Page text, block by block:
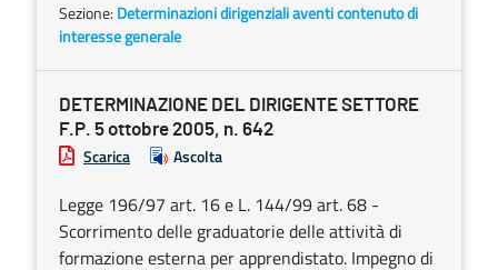
Sezione: Determinazioni dirigenziali aventi contenuto di
interesse generale
DETERMINAZIONE DEL DIRIGENTE SETTORE
F.P. 5 ottobre 2005, n. 642
Scarica Ascolta
Legge 196/97 art. 16 e L. 144/99 art. 68 -
Scorrimento delle graduatorie delle attività di
formazione esterna per apprendistato. Impegno di